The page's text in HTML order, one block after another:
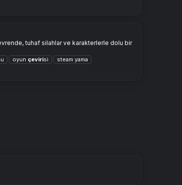
tuhaf silahlar ve karakterlerle dolu bir
oyun çevirisi
steam yama